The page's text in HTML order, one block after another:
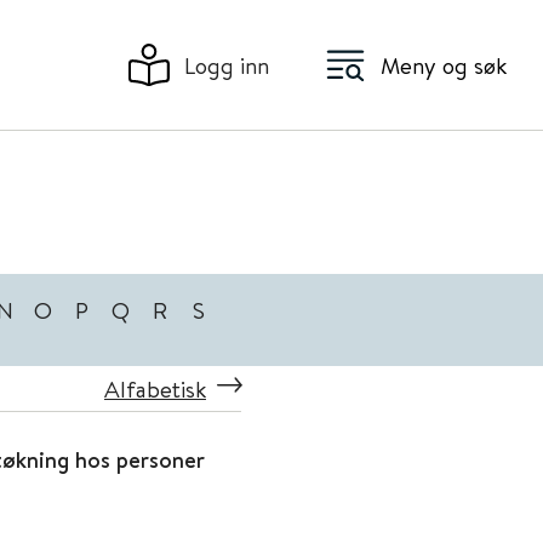
Logg inn Meny og søk
O P Q R S
Alfabetisk
hos personer